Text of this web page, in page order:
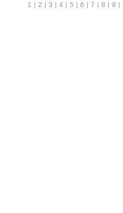
1 | 2 | 3 | 4 | 5 | 6 | 7 | 8 | 9 |